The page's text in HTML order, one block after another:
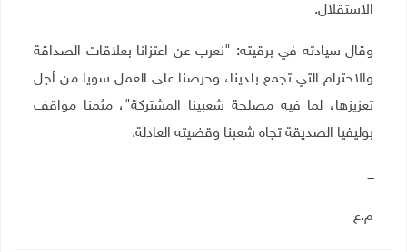
الاستقلال.
وقال سيادته في برقيته: "نعرب عن اعتزانا بعلاقات الصداقة
والاحترام التي تجمع بلدينا، وحرصنا على العمل سويا من أجل
تعزيزها، لما فيه مصلحة شعبينا المشتركة"، مثمنا مواقف
بوليفيا الصديقة تجاه شعبنا وقضيته العادلة.
ـــ
م.ع